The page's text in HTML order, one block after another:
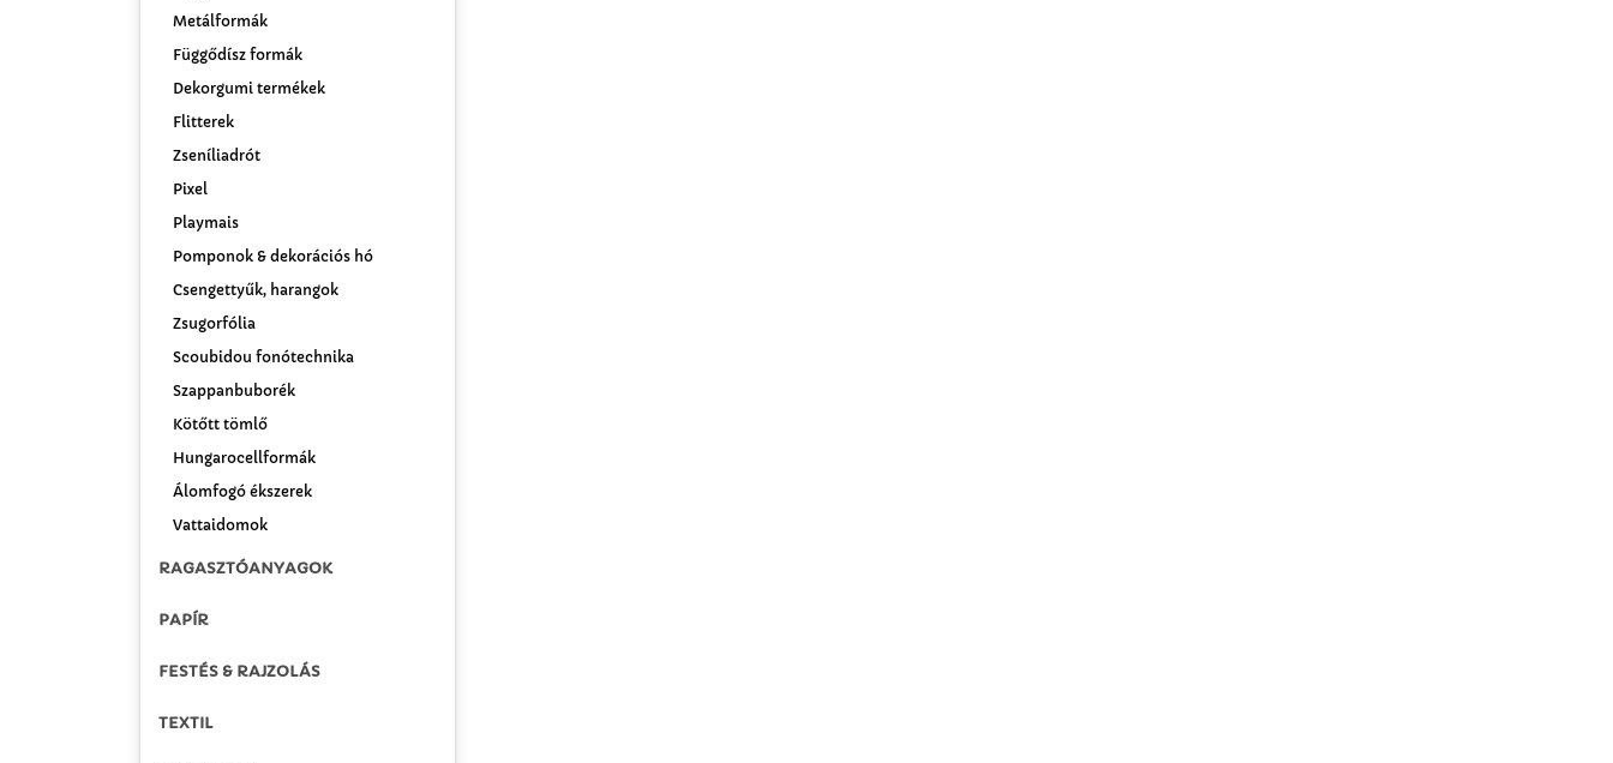
Metálformák
Függődísz formák
Dekorgumi termékek
Flitterek
Zseníliadrót
Pixel
Playmais
Pomponok & dekorációs hó
Csengettyűk, harangok
Zsugorfólia
Scoubidou fonótechnika
Szappanbuborék
Kötőtt tömlő
Hungarocellformák
Álomfogó ékszerek
Vattaidomok
RAGASZTÓANYAGOK
PAPÍR
FESTÉS & RAJZOLÁS
TEXTIL